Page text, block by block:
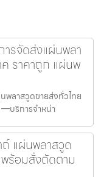
รจัดส่งแผ่นพลา
ราคาถูก แผ่นพ
พลาสวูดขายส่งทั่วไทย
บริการจำหน่า
แผ่นพลาสวูด
พร้อมสั่งตัดตาม